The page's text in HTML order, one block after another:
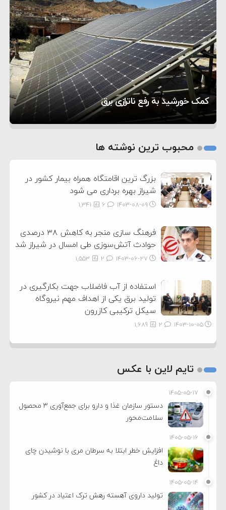
نشده است
وزیر جنگ آمریکا: ماشین جنگی ما آماده حمله
نظامی علیه ایران است
۶:۵۰
موافقت ترامپ با لغو حمله به ایران
۶:۲۱
هشدار عراقچی به همتای عربستانی درباره همراهی با
آمریکا
۲:۱۵
مقام ارشد امنیتی: برنامه گسترده‌ای برای پاسخ به
دیوانگی آمریکا داریم
۷:۱۰
ترامپ دستور حملات جدید علیه ایران را صادر کرد
۵:۴۵
کمک خورشید به رفع ناترازی برق
تحسین کارگردان «جنگ و صلح» از سینمای ایران؛ روایتی
از عشق عمیق به مردم
۵ شهر افسانه‌ای هخامنشی که هنوز هم زنده هستند
2
محبوب ترین نوشته ها
بزرگ ترین اقامتگاه همراه بیمار کشور در
شیراز بهره برداری می شود
۱۴۰۳-۰۸-۰۹ 1,341
فرهنگ سازی منجر به کاهش ۳۸ درصدی
حوادث آتش‌سوزی طی امسال در شیراز شد
۱۴۰۳-۰۶-۲۷ 1,553
استفاده از آب فاضلاب جهت بکارگیری در
تولید برق یکی از اهداف مهم نیروگاه
سیکل ترکیبی کازرون
۱۴۰۳-۱۰-۰۵ 1,689
تایم لاین با عکس
۱۴۰۵-۰۵-۱۷
دستور سازمان غذا و دارو برای جمع‌آوری ۳ محصول
سلامت‌محور
۱۴۰۵-۰۵-۱۶
افزایش خطر ابتلا به سرطان مری با نوشیدن چای
داغ
۱۴۰۵-۰۵-۱۴
تولید داروی آهسته رهش ترک اعتیاد در کشور